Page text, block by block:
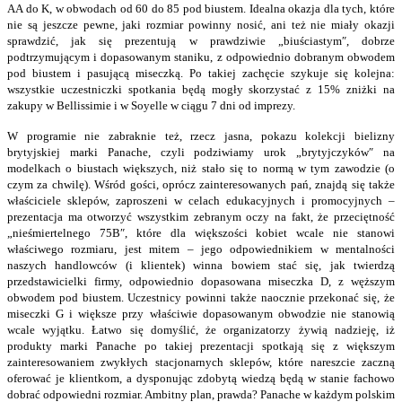
AA do K, w obwodach od 60 do 85 pod biustem. Idealna okazja dla tych, które
nie są jeszcze pewne, jaki rozmiar powinny nosić, ani też nie miały okazji
sprawdzić, jak się prezentują w prawdziwie „biuściastym″, dobrze
podtrzymującym i dopasowanym staniku, z odpowiednio dobranym obwodem
pod biustem i pasującą miseczką. Po takiej zachęcie szykuje się kolejna:
wszystkie uczestniczki spotkania będą mogły skorzystać z 15% zniżki na
zakupy w Bellissimie i w Soyelle w ciągu 7 dni od imprezy.
W programie nie zabraknie też, rzecz jasna, pokazu kolekcji bielizny
brytyjskiej marki Panache, czyli podziwiamy urok „brytyjczyków″ na
modelkach o biustach większych , niż stało się to normą w tym zawodzie (o
czym za chwilę). Wśród gości, oprócz zainteresowanych pań, znajdą się także
właściciele sklepów, zaproszeni w celach edukacyjnych i promocyjnych –
prezentacja ma otworzyć wszystkim zebranym oczy na fakt, że przeciętność
nieśmiertelnego 75B″, które dla większości kobiet wcale nie stanowi
właściwego rozmiaru, jest mitem – jego odpowiednikiem w mentalności
naszych handlowców (i klientek) winna bowiem stać się, jak twierdzą
przedstawicielki firmy, odpowiednio dopasowana miseczka D, z węższym
obwodem pod biustem. Uczestnicy powinni także naocznie przekonać się, że
miseczki G i większe przy właściwie dopasowanym obwodzie nie stanowią
wcale wyjątku. Łatwo się domyślić, że organizatorzy żywią nadzieję, iż
produkty marki Panache po takiej prezentacji spotkają się z większym
zainteresowaniem zwykłych stacjonarnych sklepów, które nareszcie zaczną
oferować je klientkom, a dysponując zdobytą wiedzą będą w stanie fachowo
dobrać odpowiedni rozmiar. Ambitny plan, prawda? Panache w każdym polskim